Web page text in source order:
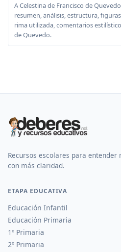
A Celestina de Francisco de
resumen, análisis, estructura,
rima utilizada, comentarios
de Quevedo.
Recursos escolares para
con más claridad.
ETAPA EDUCATIVA
Educación Infantil
Educación Primaria
1º Primaria
2º Primaria